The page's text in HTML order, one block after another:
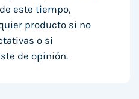
este tiempo,
producto si no
o si
de opinión.